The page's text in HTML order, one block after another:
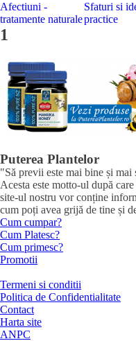
Afectiuni -
tratamente naturale
Sfaturi si
practice
1
Puterea Plantelor
"Să previi este mai bine și
Acesta este motto-ul după
site-ul nostru vor conține
cum poți avea grijă de tine și
Cum cumpar?
Cum Platesc?
Cum primesc?
Promotii
Termeni si conditii
Politica de Confidentialitate
Contact
Harta site
ANPC